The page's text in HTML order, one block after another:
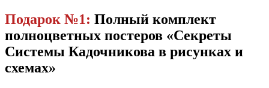
Подарок №1: Полный комплект
полноцветных постеров «Секреты
Системы Кадочникова в рисунках и
схемах»